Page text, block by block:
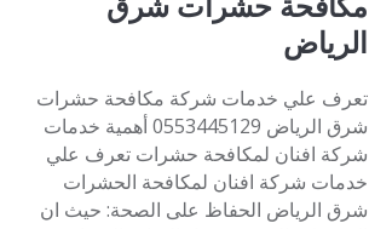
الرياض
تعرف علي خدمات شركة مكافحة حشرات
شرق الرياض 0553445129 أهمية خدمات
شركة افنان لمكافحة حشرات تعرف علي
خدمات شركة افنان لمكافحة الحشرات
شرق الرياض الحفاظ على الصحة: حيث ان